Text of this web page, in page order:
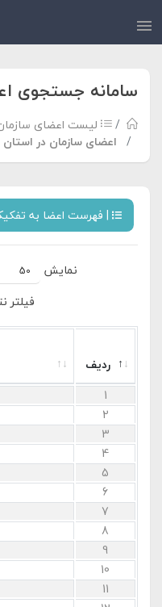
سامانه جستجوی
لیست اعضای
اعضای سازمان در
| فهرست اعضا به
نمایش
فیلتر
ردیف
1
2
3
4
5
6
7
8
9
10
11